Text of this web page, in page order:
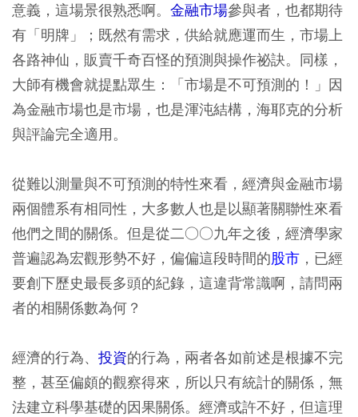
意義，這場景很熟悉啊。 金融市場參與者，也都期待
有「明牌」；既然有需求，供給就應運而生，市場上
各路神仙，販賣千奇百怪的預測與操作祕訣。同樣，
大師有機會就提點眾生：「市場是不可預測的！」因
為金融市場也是市場，也是渾沌結構，海耶克的分析
與評論完全適用。
從難以測量與不可預測的特性來看，經濟與金融市場
兩個體系有相同性，大多數人也是以顯著關聯性來看
他們之間的關係。但是從二○○九年之後，經濟學家
普遍認為宏觀形勢不好，偏偏這段時間的股市 ，已經
要創下歷史最長多頭的紀錄，這違背常識啊，請問兩
者的相關係數為何？
經濟的行為、 投資的行為，兩者各如前述是根據不完
整，甚至偏頗的觀察得來，所以只有統計的關係，無
法建立科學基礎的因果關係。經濟或許不好，但這理